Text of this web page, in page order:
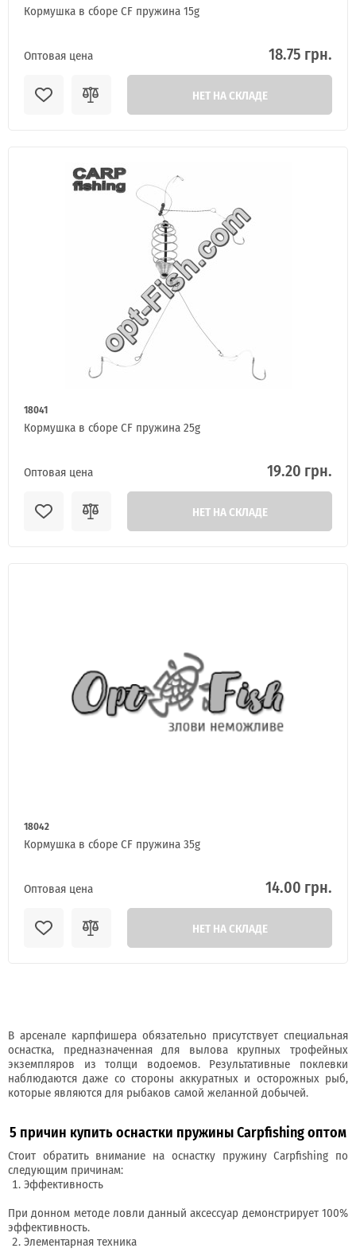
Кормушка в сборе CF пружина 15g
Оптовая цена 18.75 грн.
НЕТ НА СКЛАДЕ
18041
Кормушка в сборе CF пружина 25g
Оптовая цена 19.20 грн.
НЕТ НА СКЛАДЕ
18042
Кормушка в сборе CF пружина 35g
Оптовая цена 14.00 грн.
НЕТ НА СКЛАДЕ
В арсенале карпфишера обязательно присутствует специальная
оснастка, предназначенная для вылова крупных трофейных
экземпляров из толщи водоемов. Результативные поклевки
наблюдаются даже со стороны аккуратных и осторожных рыб,
которые являются для рыбаков самой желанной добычей.
5 причин купить оснастки пружины Carpfishing оптом
Стоит обратить внимание на оснастку пружину Carpfishing по
следующим причинам:
Эффективность
При донном методе ловли данный аксессуар демонстрирует 100%
эффективность.
Элементарная техника